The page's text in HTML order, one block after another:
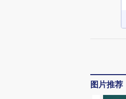
图片推荐